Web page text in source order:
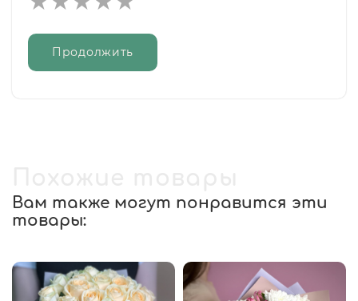
Продолжить
Вам также могут понравится эти
товары: